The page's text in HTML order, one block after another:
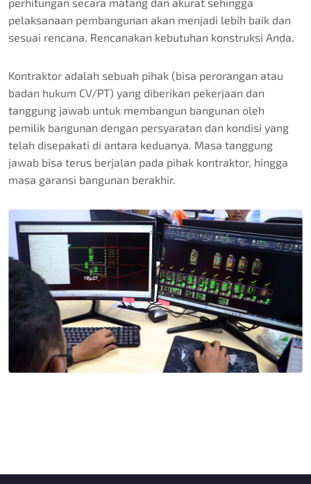
pelaksanaan pembangunan akan menjadi lebih baik dan
sesuai rencana. Rencanakan kebutuhan konstruksi Anda.
Kontraktor adalah sebuah pihak (bisa perorangan atau
badan hukum CV/PT) yang diberikan pekerjaan dan
tanggung jawab untuk membangun bangunan oleh
pemilik bangunan dengan persyaratan dan kondisi yang
telah disepakati di antara keduanya. Masa tanggung
jawab bisa terus berjalan pada pihak kontraktor, hingga
masa garansi bangunan berakhir.